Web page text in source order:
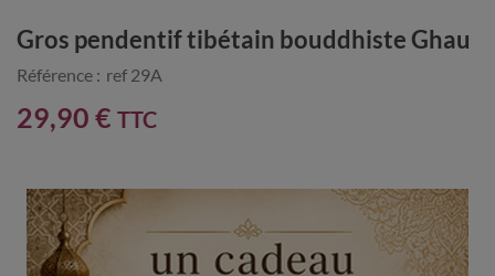
Gros pendentif tibétain bouddhiste Ghau
Référence : ref 29A
29,90 € TTC